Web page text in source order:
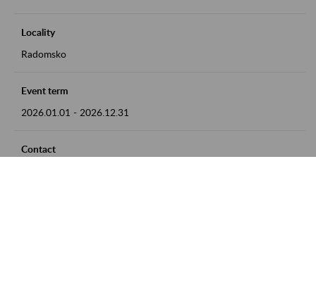
Locality
Radomsko
Event term
2026.01.01 - 2026.12.31
Contact